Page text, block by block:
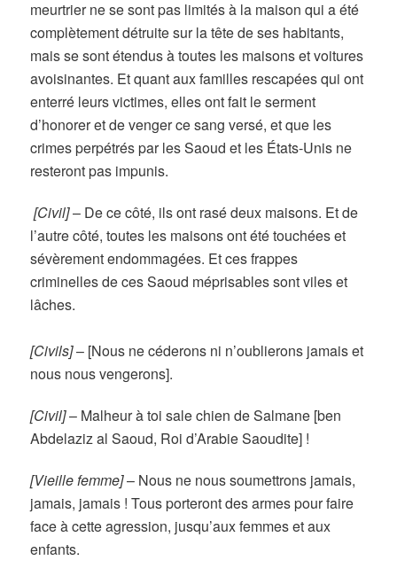
meurtrier ne se sont pas limités à la maison qui a été
complètement détruite sur la tête de ses habitants,
mais se sont étendus à toutes les maisons et voitures
avoisinantes. Et quant aux familles rescapées qui ont
enterré leurs victimes, elles ont fait le serment
d’honorer et de venger ce sang versé, et que les
crimes perpétrés par les Saoud et les États-Unis ne
resteront pas impunis.
[Civil]– De ce côté, ils ont rasé deux maisons. Et de
l’autre côté, toutes les maisons ont été touchées et
sévèrement endommagées. Et ces frappes
criminelles de ces Saoud méprisables sont viles et
lâches.
[Civils]– [Nous ne céderons ni n’oublierons jamais et
nous nous vengerons].
[Civil]– Malheur à toi sale chien de Salmane [ben
Abdelaziz al Saoud, Roi d’Arabie Saoudite] !
[Vieille femme]– Nous ne nous soumettrons jamais,
jamais, jamais ! Tous porteront des armes pour faire
face à cette agression, jusqu’aux femmes et aux
enfants.